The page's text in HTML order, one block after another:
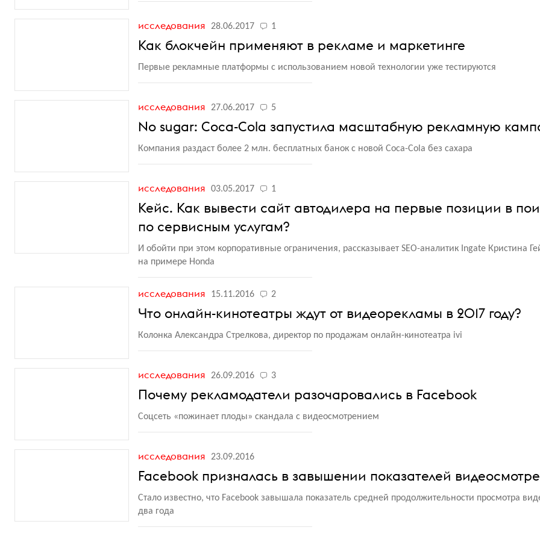
исследования 28.06.2017 1
Как блокчейн применяют в рекламе и маркетинге
Первые рекламные платформы с использованием новой технологии уже тестируются
исследования 27.06.2017 5
No sugar: Coca-Cola запустила масштабную рекламную
Компания раздаст более 2 млн. бесплатных банок с новой Coca-Cola без сахара
исследования 03.05.2017 1
Кейс. Как вывести сайт автодилера на первые позиции в
по сервисным услугам?
И обойти при этом корпоративные ограничения, рассказывает SEO-аналитик Ingate Кристина
на примере Honda
исследования 15.11.2016 2
Что онлайн-кинотеатры ждут от видеорекламы в 2017 году?
Колонка Александра Стрелкова, директор по продажам онлайн-кинотеатра ivi
исследования 26.09.2016 3
Почему рекламодатели разочаровались в Facebook
Соцсеть «пожинает плоды» скандала с видеосмотрением
исследования 23.09.2016
Facebook призналась в завышении показателей
Стало известно, что Facebook завышала показатель средней продолжительности просмотра
два года